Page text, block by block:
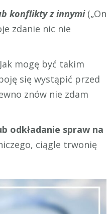
konflikty z innymi(„On
zdanie nic nie
mogę być takim
się wystąpić przed
znów nie zdam
odkładanie spraw na
ciągle trwonię